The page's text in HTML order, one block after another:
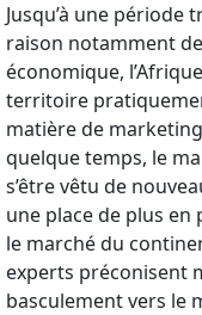
Jusqu’à une période
raison notamment
économique,
territoire
matière de
quelque temps, le
s’être vêtu de
une place de plus
le marché du
experts préconisent
basculement vers le